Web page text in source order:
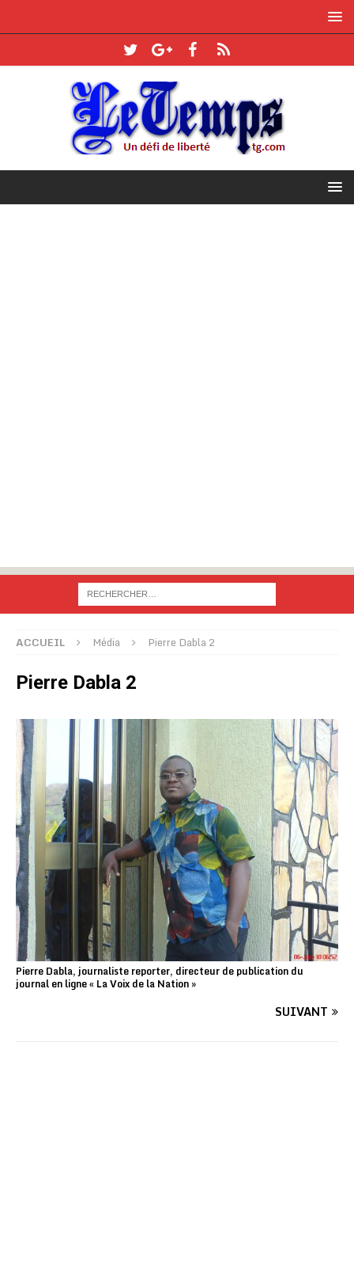
ACCUEIL Média Pierre Dabla 2
Pierre Dabla 2
Pierre Dabla, journaliste reporter, directeur de publication du
journal en ligne « La Voix de la Nation »
SUIVANT